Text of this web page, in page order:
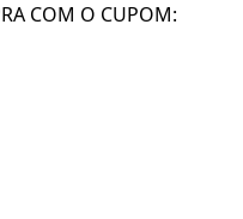
COM O CUPOM: